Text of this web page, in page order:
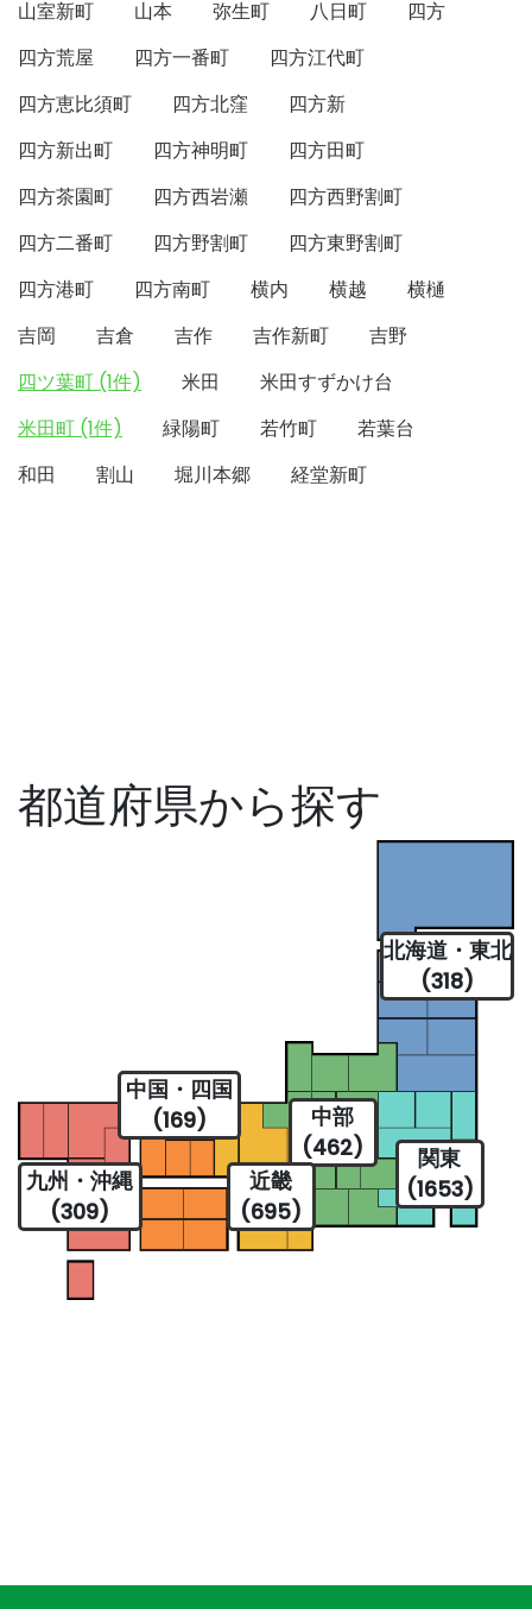
山室新町
山本 弥生町 八日町
四方
四方荒屋
四方一番町
四方江代町
四方恵比須町
四方北窪
四方新
四方新出町
四方神明町
四方田町
四方茶園町
四方西岩瀬
四方西野割町
四方二番町
四方野割町
四方東野割町
四方港町
四方南町 横内 横越
横樋
吉岡
吉倉 吉作 吉作新町
吉野
四ツ葉町 (1件)
米田
米田すずかけ台
米田町 (1件)
緑陽町 若竹町
若葉台
和田
割山 堀川本郷 経堂新町
都道府県から探す
北海道・東北
(318)
関東
(1653)
中部
(462)
近畿
(695)
中国・四国
(169)
九州・沖縄
(309)